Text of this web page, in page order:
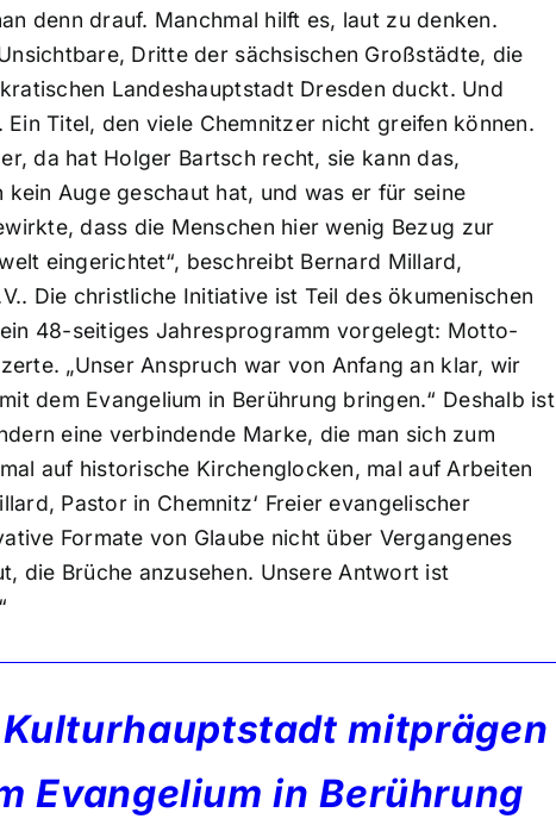
denn drauf. Manchmal hilft es, laut zu denken.
Dritte der sächsischen Großstädte, die
Landeshauptstadt Dresden duckt. Und
Titel, den viele Chemnitzer nicht greifen können.
da hat Holger Bartsch recht, sie kann das,
Auge geschaut hat, und was er für seine
dass die Menschen hier wenig Bezug zur
eingerichtet“, beschreibt Bernard Millard,
Die christliche Initiative ist Teil des ökumenischen
48-seitiges Jahresprogramm vorgelegt: Motto-
„Unser Anspruch war von Anfang an klar, wir
dem Evangelium in Berührung bringen.“ Deshalb ist
eine verbindende Marke, die man sich zum
auf historische Kirchenglocken, mal auf Arbeiten
Pastor in Chemnitz‘ Freier evangelischer
Formate von Glaube nicht über Vergangenes
die Brüche anzusehen. Unsere Antwort ist
mitprägen
Evangelium in Berührung